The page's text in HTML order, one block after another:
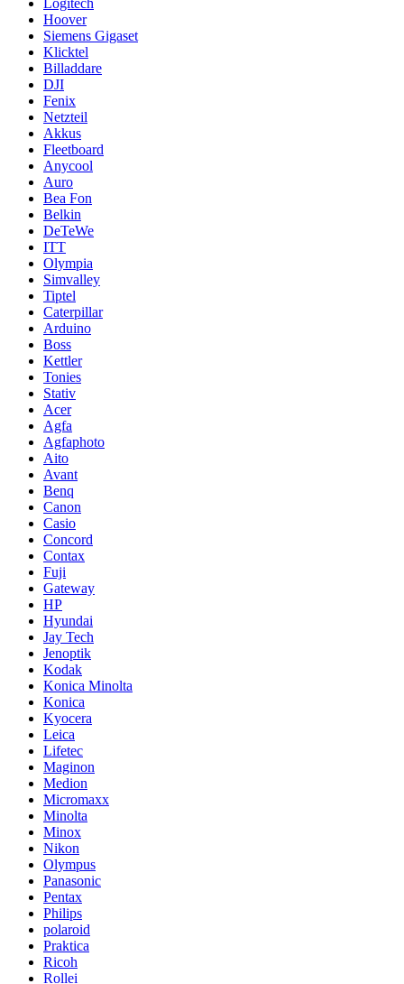
Logitech
Hoover
Siemens Gigaset
Klicktel
Billaddare
DJI
Fenix
Netzteil
Akkus
Fleetboard
Anycool
Auro
Bea Fon
Belkin
DeTeWe
ITT
Olympia
Simvalley
Tiptel
Caterpillar
Arduino
Boss
Kettler
Tonies
Stativ
Acer
Agfa
Agfaphoto
Aito
Avant
Benq
Canon
Casio
Concord
Contax
Fuji
Gateway
HP
Hyundai
Jay Tech
Jenoptik
Kodak
Konica Minolta
Konica
Kyocera
Leica
Lifetec
Maginon
Medion
Micromaxx
Minolta
Minox
Nikon
Olympus
Panasonic
Pentax
Philips
polaroid
Praktica
Ricoh
Rollei